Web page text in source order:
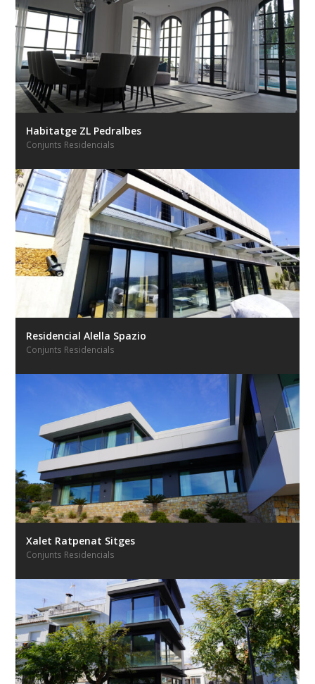
Habitatge ZL Pedralbes
Conjunts Residencials
Residencial Alella Spazio
Conjunts Residencials
Xalet Ratpenat Sitges
Conjunts Residencials